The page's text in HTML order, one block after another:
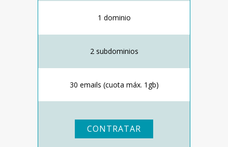
1 dominio
2 subdominios
30 emails (cuota máx. 1gb)
CONTRATAR